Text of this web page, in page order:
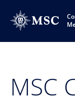
MSC